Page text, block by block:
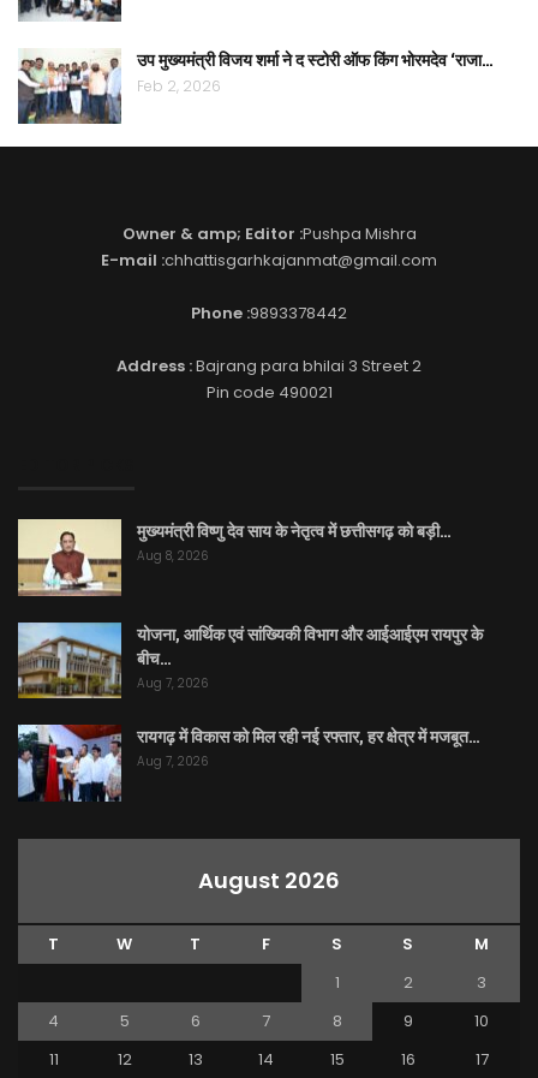
उप मुख्यमंत्री विजय शर्मा ने द स्टोरी ऑफ किंग भोरमदेव ‘राजा…
Feb 2, 2026
Owner & amp; Editor :Pushpa Mishra
E-mail :chhattisgarhkajanmat@gmail.com
Phone :9893378442
Address :Bajrang para bhilai 3 Street 2
Pin code 490021
मुख्यमंत्री विष्णु देव साय के नेतृत्व में छत्तीसगढ़ को बड़ी…
Aug 8, 2026
योजना, आर्थिक एवं सांख्यिकी विभाग और आईआईएम रायपुर के
बीच…
Aug 7, 2026
रायगढ़ में विकास को मिल रही नई रफ्तार, हर क्षेत्र में मजबूत…
Aug 7, 2026
August 2026
T W T F S S
M
1
2
3
4
5 6 7 8 9
10
11
12 13 14 15 16 17